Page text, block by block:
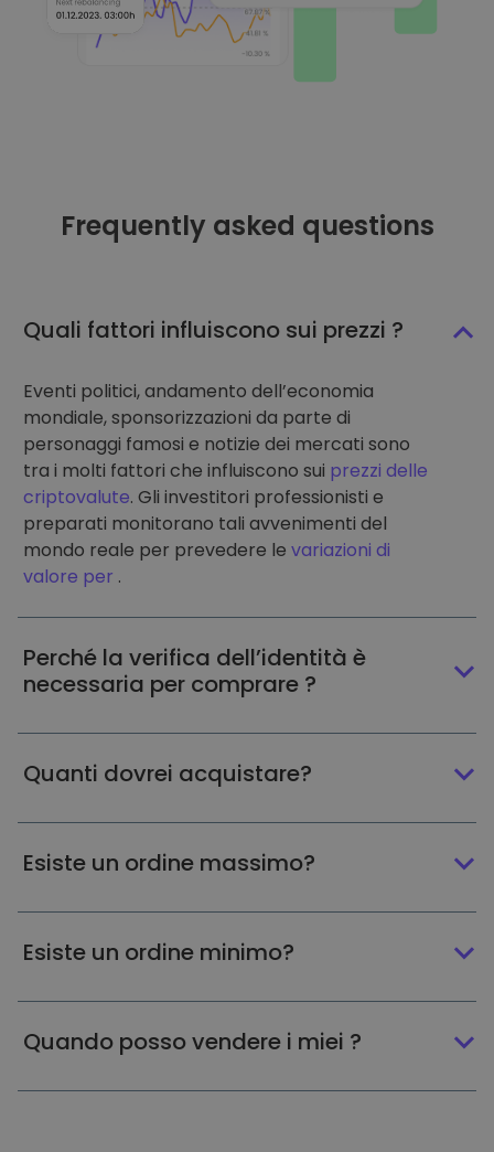
Frequently asked questions
Quali fattori influiscono sui prezzi ?
Eventi politici, andamento dell’economia
mondiale, sponsorizzazioni da parte di
personaggi famosi e notizie dei mercati sono
tra i molti fattori che influiscono sui prezzi delle
criptovalute. Gli investitori professionisti e
preparati monitorano tali avvenimenti del
mondo reale per prevedere le variazioni di
valore per .
Perché la verifica dell’identità è
necessaria per comprare ?
Quanti dovrei acquistare?
Esiste un ordine massimo?
Esiste un ordine minimo?
Quando posso vendere i miei ?